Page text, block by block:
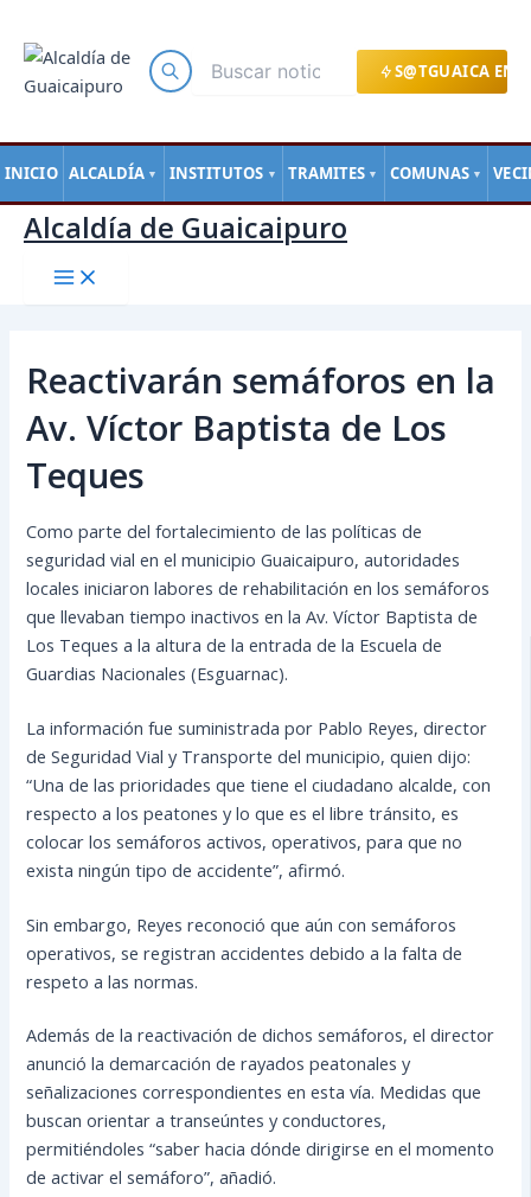
S@TGUAICA EN
INICIO ALCALDÍA ▼ INSTITUTOS ▼ TRAMITES ▼ COMUNAS ▼
contenido
Alcaldía de Guaicaipuro
Reactivarán semáforos en la
Av. Víctor Baptista de Los
Teques
Como parte del fortalecimiento de las políticas de
seguridad vial en el municipio Guaicaipuro, autoridades
locales iniciaron labores de rehabilitación en los semáforos
que llevaban tiempo inactivos en la Av. Víctor Baptista de
Los Teques a la altura de la entrada de la Escuela de
Guardias Nacionales (Esguarnac).
La información fue suministrada por Pablo Reyes, director
de Seguridad Vial y Transporte del municipio, quien dijo:
“Una de las prioridades que tiene el ciudadano alcalde, con
respecto a los peatones y lo que es el libre tránsito, es
colocar los semáforos activos, operativos, para que no
exista ningún tipo de accidente”, afirmó.
Sin embargo, Reyes reconoció que aún con semáforos
operativos, se registran accidentes debido a la falta de
respeto a las normas.
Además de la reactivación de dichos semáforos, el director
anunció la demarcación de rayados peatonales y
señalizaciones correspondientes en esta vía. Medidas que
buscan orientar a transeúntes y conductores,
permitiéndoles “saber hacia dónde dirigirse en el momento
de activar el semáforo”, añadió.
de
entradas